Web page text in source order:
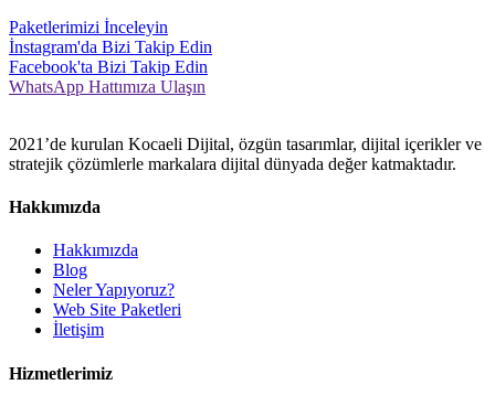
Paketlerimizi İnceleyin
İnstagram'da Bizi Takip Edin
Facebook'ta Bizi Takip Edin
WhatsApp Hattımıza Ulaşın
2021’de kurulan Kocaeli Dijital, özgün tasarımlar, dijital içerikler ve
stratejik çözümlerle markalara dijital dünyada değer katmaktadır.
Hakkımızda
Hakkımızda
Blog
Neler Yapıyoruz?
Web Site Paketleri
İletişim
Hizmetlerimiz